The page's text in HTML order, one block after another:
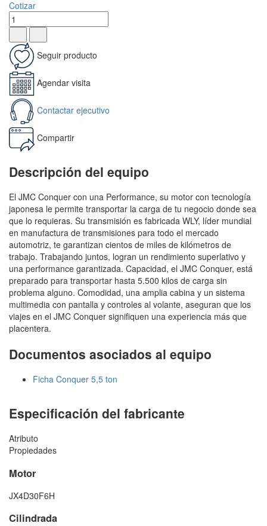
Cotizar
Seguir producto
Agendar visita
Contactar ejecutivo
Compartir
Descripción del equipo
El JMC Conquer con una Performance, su motor con tecnología
japonesa le permite transportar la carga de tu negocio donde sea
que lo requieras. Su transmisión es fabricada WLY, líder mundial
en manufactura de transmisiones para todo el mercado
automotriz, te garantizan cientos de miles de kilómetros de
trabajo. Trabajando juntos, logran un rendimiento superlativo y
una performance garantizada. Capacidad, el JMC Conquer, está
preparado para transportar hasta 5.500 kilos de carga sin
problema alguno. Comodidad, una amplia cabina y un sistema
multimedia con pantalla y controles al volante, aseguran que los
viajes en el JMC Conquer signifiquen una experiencia más que
placentera.
Documentos asociados al equipo
Ficha Conquer 5,5 ton
Especificación del fabricante
Atributo
Propiedades
Motor
JX4D30F6H
Cilindrada